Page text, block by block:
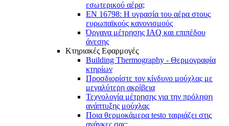
εσωτερικού αέρα;
EN 16798: Η υγρασία του αέρα στους
ευρωπαϊκούς κανονισμούς
Όργανα μέτρησης IAQ και επιπέδου
άνεσης
Κτηριακές Εφαρμογές
Building Thermography - Θερμογραφία
κτηρίων
Προσδιορίστε τον κίνδυνο μούχλας με
μεγαλύτερη ακρίβεια
Τεχνολογία μέτρησης για την πρόληψη
ανάπτυξης μούχλας
Ποια θερμοκάμερα testo ταιριάζει στις
ανάγκες σας;